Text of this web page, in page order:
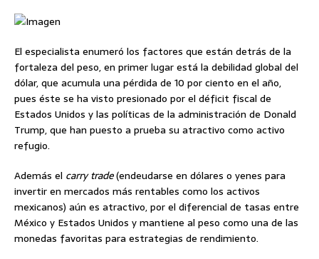
El especialista enumeró los factores que están detrás de la
fortaleza del peso, en primer lugar está la debilidad global del
dólar, que acumula una pérdida de 10 por ciento en el año,
pues éste se ha visto presionado por el déficit fiscal de
Estados Unidos y las políticas de la administración de Donald
Trump, que han puesto a prueba su atractivo como activo
refugio.
Además el carry trade(endeudarse en dólares o yenes para
invertir en mercados más rentables como los activos
mexicanos) aún es atractivo, por el diferencial de tasas entre
México y Estados Unidos y mantiene al peso como una de las
monedas favoritas para estrategias de rendimiento.